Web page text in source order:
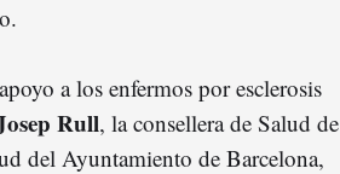
a los enfermos por esclerosis
Rull, la consellera de Salud de
del Ayuntamiento de Barcelona,